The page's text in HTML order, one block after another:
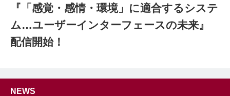
『「感覚・感情・環境」に適合するシステ
ム…ユーザーインターフェースの未来』
配信開始！
NEWS